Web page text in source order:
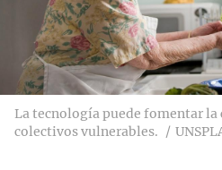
La tecnología puede fomentar la
colectivos vulnerables.